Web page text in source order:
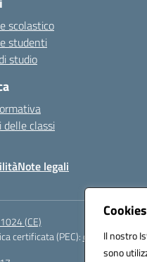
Il nostro
sono
scolastico
studenti
studio
classi
Note legali
(CE)
certificata (PEC):